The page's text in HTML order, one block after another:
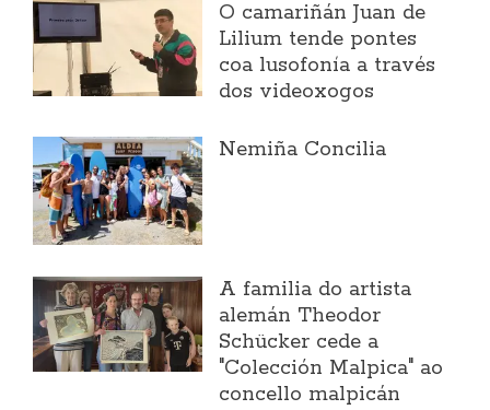
O camariñán Juan de
Lilium tende pontes
coa lusofonía a través
dos videoxogos
Nemiña Concilia
A familia do artista
alemán Theodor
Schücker cede a
"Colección Malpica" ao
concello malpicán